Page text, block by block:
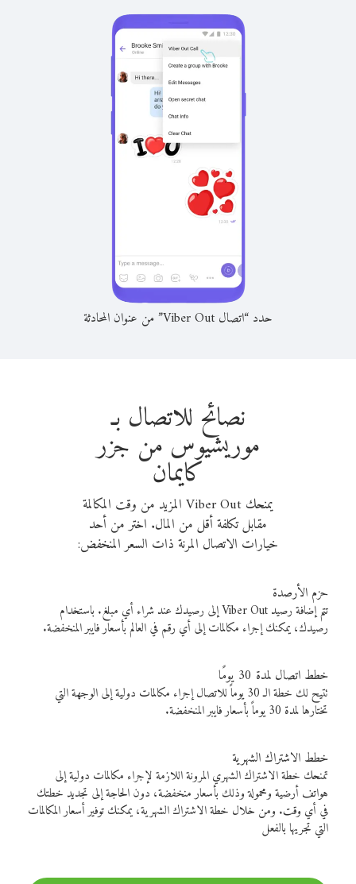
حدد “اتصال Viber Out” من عنوان المحادثة
نصائح للاتصال بـ
موريشيوس من جزر
كايمان
يمنحك Viber Out المزيد من وقت المكالمة
مقابل تكلفة أقل من المال. اختر من أحد
خيارات الاتصال المرنة ذات السعر المنخفض:
حزم الأرصدة
تتم إضافة رصيد Viber Out إلى رصيدك عند شراء أي مبلغ. باستخدام
رصيدك، يمكنك إجراء مكالمات إلى أي رقم في العالم بأسعار فايبر المنخفضة.
خطط اتصال لمدة 30 يومًا
تتيح لك خطة الـ 30 يوماً للاتصال إجراء مكالمات دولية إلى الوجهة التي
تختارها لمدة 30 يوماً بأسعار فايبر المنخفضة.
خطط الاشتراك الشهرية
تمنحك خطة الاشتراك الشهري المرونة اللازمة لإجراء مكالمات دولية إلى
هواتف أرضية ومحمولة وذلك بأسعار منخفضة، دون الحاجة إلى تجديد خطتك
في أي وقت. ومن خلال خطة الاشتراك الشهرية، يمكنك توفير أسعار المكالمات
التي تجريها بالفعل